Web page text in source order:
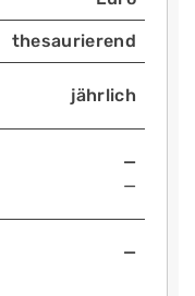
thesaurierend
jährlich
—
—
—